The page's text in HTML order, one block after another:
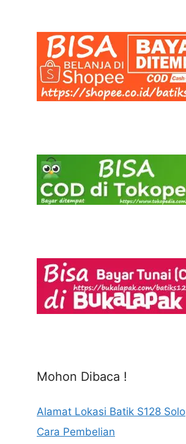
Mohon Dibaca !
Alamat Lokasi Batik S128 Solo
Cara Pembelian